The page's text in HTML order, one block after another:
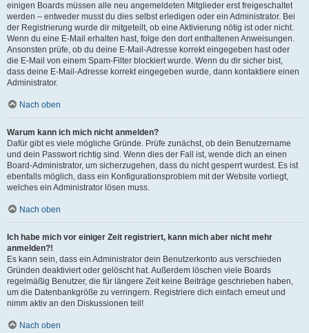
einigen Boards müssen alle neu angemeldeten Mitglieder erst freigeschaltet
werden – entweder musst du dies selbst erledigen oder ein Administrator. Bei
der Registrierung wurde dir mitgeteilt, ob eine Aktivierung nötig ist oder nicht.
Wenn du eine E-Mail erhalten hast, folge den dort enthaltenen Anweisungen.
Ansonsten prüfe, ob du deine E-Mail-Adresse korrekt eingegeben hast oder
die E-Mail von einem Spam-Filter blockiert wurde. Wenn du dir sicher bist,
dass deine E-Mail-Adresse korrekt eingegeben wurde, dann kontaktiere einen
Administrator.
Nach oben
Warum kann ich mich nicht anmelden?
Dafür gibt es viele mögliche Gründe. Prüfe zunächst, ob dein Benutzername
und dein Passwort richtig sind. Wenn dies der Fall ist, wende dich an einen
Board-Administrator, um sicherzugehen, dass du nicht gesperrt wurdest. Es ist
ebenfalls möglich, dass ein Konfigurationsproblem mit der Website vorliegt,
welches ein Administrator lösen muss.
Nach oben
Ich habe mich vor einiger Zeit registriert, kann mich aber nicht mehr
anmelden?!
Es kann sein, dass ein Administrator dein Benutzerkonto aus verschieden
Gründen deaktiviert oder gelöscht hat. Außerdem löschen viele Boards
regelmäßig Benutzer, die für längere Zeit keine Beiträge geschrieben haben,
um die Datenbankgröße zu verringern. Registriere dich einfach erneut und
nimm aktiv an den Diskussionen teil!
Nach oben